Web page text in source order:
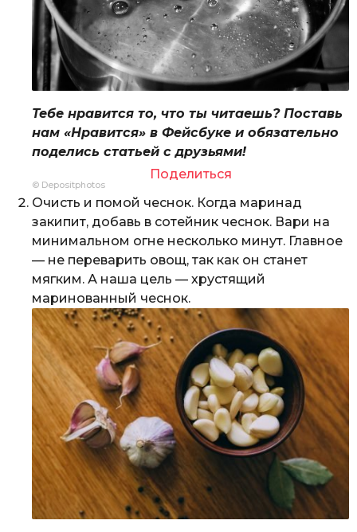
Тебе нравится то, что ты читаешь? Поставь
нам «Нравится» в Фейсбуке и обязательно
поделись статьей с друзьями!
Поделиться
© Depositphotos
Очисть и помой чеснок. Когда маринад
закипит, добавь в сотейник чеснок. Вари на
минимальном огне несколько минут. Главное
— не переварить овощ, так как он станет
мягким. А наша цель — хрустящий
маринованный чеснок.